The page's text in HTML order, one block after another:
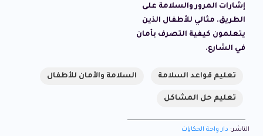
إشارات المرور والسلامة على
الطريق. مثالي للأطفال الذين
يتعلمون كيفية التصرف بأمان
في الشارع.
تعليم قواعد السلامة السلامة والأمان للأطفال
تعليم حل المشاكل
الناشر: دار واحة الحكايات